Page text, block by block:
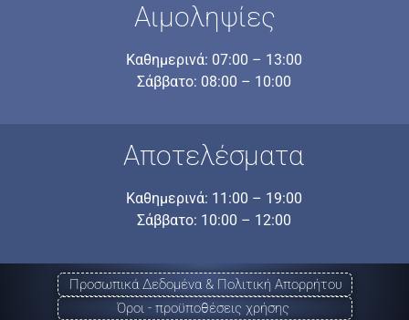
Αιμοληψίες
Καθημερινά: 07:00 – 13:00
Σάββατο: 08:00 – 10:00
Αποτελέσματα
Καθημερινά: 11:00 – 19:00
Σάββατο: 10:00 – 12:00
Προσωπικά Δεδομένα & Πολιτική Απορρήτου
Όροι - προϋποθέσεις χρήσης